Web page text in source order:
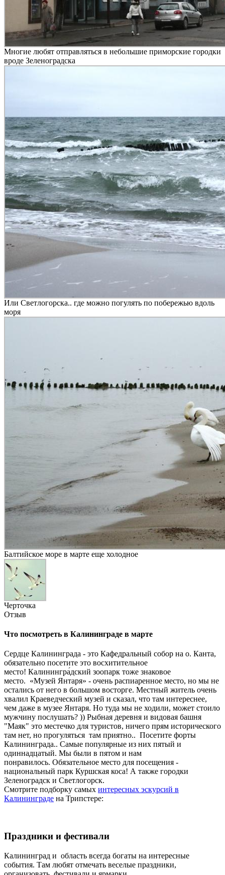
Многие любят отправляться в небольшие приморские городки
вроде Зеленоградска
Или Светлогорска.. где можно погулять по побережью вдоль
моря
Балтийское море в марте еще холодное
Черточка
Отзыв
Что посмотреть в Калининграде в марте
Сердце Калининграда - это Кафедральный собор на о. Канта,
обязательно посетите это восхитительное
место! Калинингра́дский зоопарк тоже знаковое
место. «Музей Янтаря» - очень распиаренное место, но мы не
остались от него в большом восторге. Местный житель очень
хвалил Краеведческий музей и сказал, что там интереснее,
чем даже в музее Янтаря. Но туда мы не ходили, может стоило
мужчину послушать? )) Рыбная деревня и видовая башня
"Маяк" это местечко для туристов, ничего прям исторического
там нет, но прогуляться там приятно.. Посетите форты
Калининграда.. Самые популярные из них пятый и
одиннадцатый. Мы были в пятом и нам
понравилось. Обязательное место для посещения -
национальный парк Куршская коса! А также городки
Зеленоградск и Светлогорск.
Смотрите подборку самых интересных эскурсий в
Калининграде на Трипстере:
Праздники и фестивали
Калининград и область всегда богаты на интересные
события. Там любят отмечать веселые праздники,